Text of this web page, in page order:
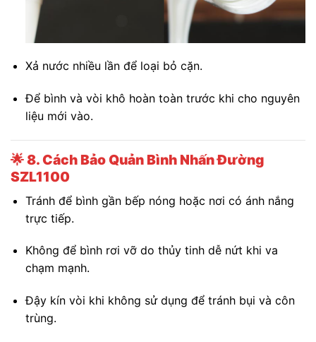
Xả nước nhiều lần để loại bỏ cặn.
Để bình và vòi khô hoàn toàn trước khi cho nguyên
liệu mới vào.
🌟8. Cách Bảo Quản Bình Nhấn Đường
SZL1100
Tránh để bình gần bếp nóng hoặc nơi có ánh nắng
trực tiếp.
Không để bình rơi vỡ do thủy tinh dễ nứt khi va
chạm mạnh.
Đậy kín vòi khi không sử dụng để tránh bụi và côn
trùng.